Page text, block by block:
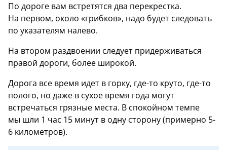
По дороге вам встретятся два перекрестка.
На первом, около «грибков», надо будет следовать
по указателям налево.
На втором раздвоении следует придерживаться
правой дороги, более широкой.
Дорога все время идет в горку, где-то круто, где-то
полого, но даже в сухое время года могут
встречаться грязные места. В спокойном темпе
мы шли 1 час 15 минут в одну сторону (примерно 5-
6 километров).